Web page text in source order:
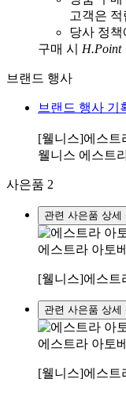
고객은
당사 정
구매 시 H.Point
브랜드 행사
브랜드 행사 기
[웰니스]에스트
웰니스 에스트
사은품 2
관련 사은품 상세
에스트라 아토
[웰니스]에스트
관련 사은품 상세
에스트라 아토
[웰니스]에스트